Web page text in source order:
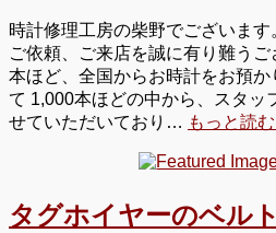
時計修理工房の柴野でございま
ご依頼、ご来店を誠に有り難う
本ほど、全国からお時計をお預
て 1,000本ほどの中から、スタッ
せていただいており… もっと読
タグホイヤーのベル